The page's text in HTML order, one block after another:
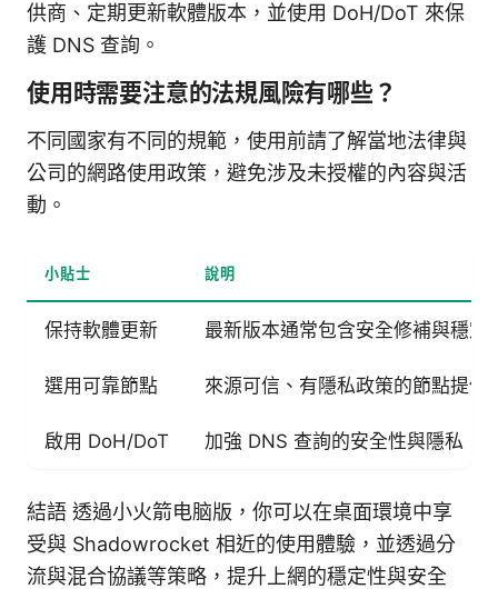
供商、定期更新軟體版本，並使用 DoH/DoT 來保
護 DNS 查詢。
使用時需要注意的法規風險有哪些？
不同國家有不同的規範，使用前請了解當地法律與
公司的網路使用政策，避免涉及未授權的內容與活
動。
小貼士 說明
保持軟體更新 最新版本通常包含安全修補與穩定
選用可靠節點 來源可信、有隱私政策的節點提供
啟用 DoH/DoT 加強 DNS 查詢的安全性與隱私
結語 透過小火箭电脑版，你可以在桌面環境中享
受與 Shadowrocket 相近的使用體驗，並透過分
流與混合協議等策略，提升上網的穩定性與安全